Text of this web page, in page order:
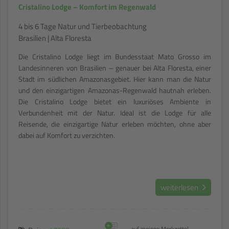
Cristalino Lodge – Komfort im Regenwald
4 bis 6 Tage Natur und Tierbeobachtung
Brasilien | Alta Floresta
Die Cristalino Lodge liegt im Bundesstaat Mato Grosso im
Landesinneren von Brasilien – genauer bei Alta Floresta, einer
Stadt im südlichen Amazonasgebiet. Hier kann man die Natur
und den einzigartigen Amazonas-Regenwald hautnah erleben.
Die Cristalino Lodge bietet ein luxuriöses Ambiente in
Verbundenheit mit der Natur. Ideal ist die Lodge für alle
Reisende, die einzigartige Natur erleben möchten, ohne aber
dabei auf Komfort zu verzichten.
weiterlesen
+